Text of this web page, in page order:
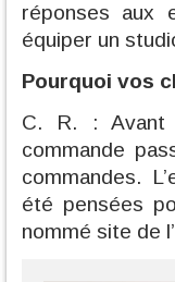
réponses aux
équiper un
Pourquoi vos
C. R. : Avant
commande
commandes.
été pensées
nommé site de